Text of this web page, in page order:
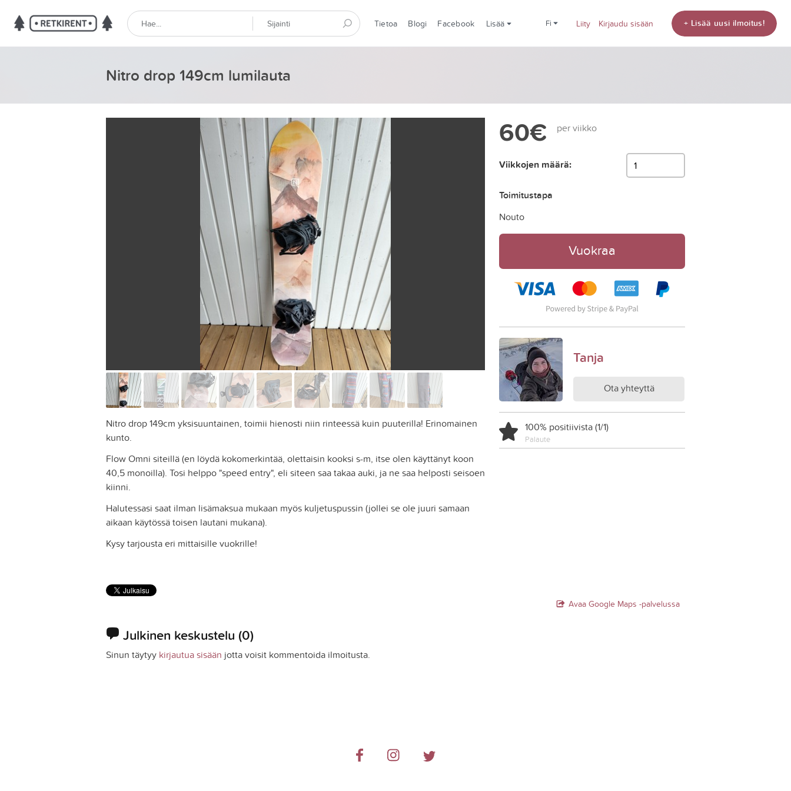
Tietoa Blogi Facebook Lisää fi Liity Kirjaudu sisään + Lisää uusi ilmoitus!
Nitro drop 149cm lumilauta
Nitro drop 149cm yksisuuntainen, toimii hienosti niin rinteessä kuin puuterilla! Erinomainen
kunto.
Flow Omni siteillä (en löydä kokomerkintää, olettaisin kooksi s-m, itse olen käyttänyt koon
40,5 monoilla). Tosi helppo "speed entry", eli siteen saa takaa auki, ja ne saa helposti seisoen
kiinni.
Halutessasi saat ilman lisämaksua mukaan myös kuljetuspussin (jollei se ole juuri samaan
aikaan käytössä toisen lautani mukana).
Kysy tarjousta eri mittaisille vuokrille!
Julkinen keskustelu (0)
Sinun täytyy kirjautua sisään jotta voisit kommentoida ilmoitusta.
60€ per viikko
Viikkojen määrä:
Toimitustapa
Nouto
Vuokraa
Tanja
Ota yhteyttä
100% positiivista (1/1)
Palaute
Avaa Google Maps -palvelussa